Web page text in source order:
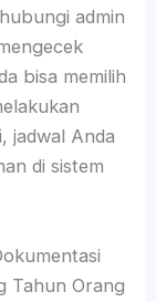
admin
bisa memilih
, jadwal Anda
di sistem
Tahun Orang